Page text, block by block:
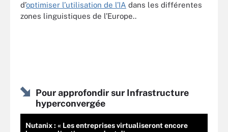
d’optimiser l’utilisation de l’IA dans les différentes
zones linguistiques de l’Europe..
Pour approfondir sur Infrastructure
hyperconvergée
Nutanix : « Les entreprises virtualiseront encore